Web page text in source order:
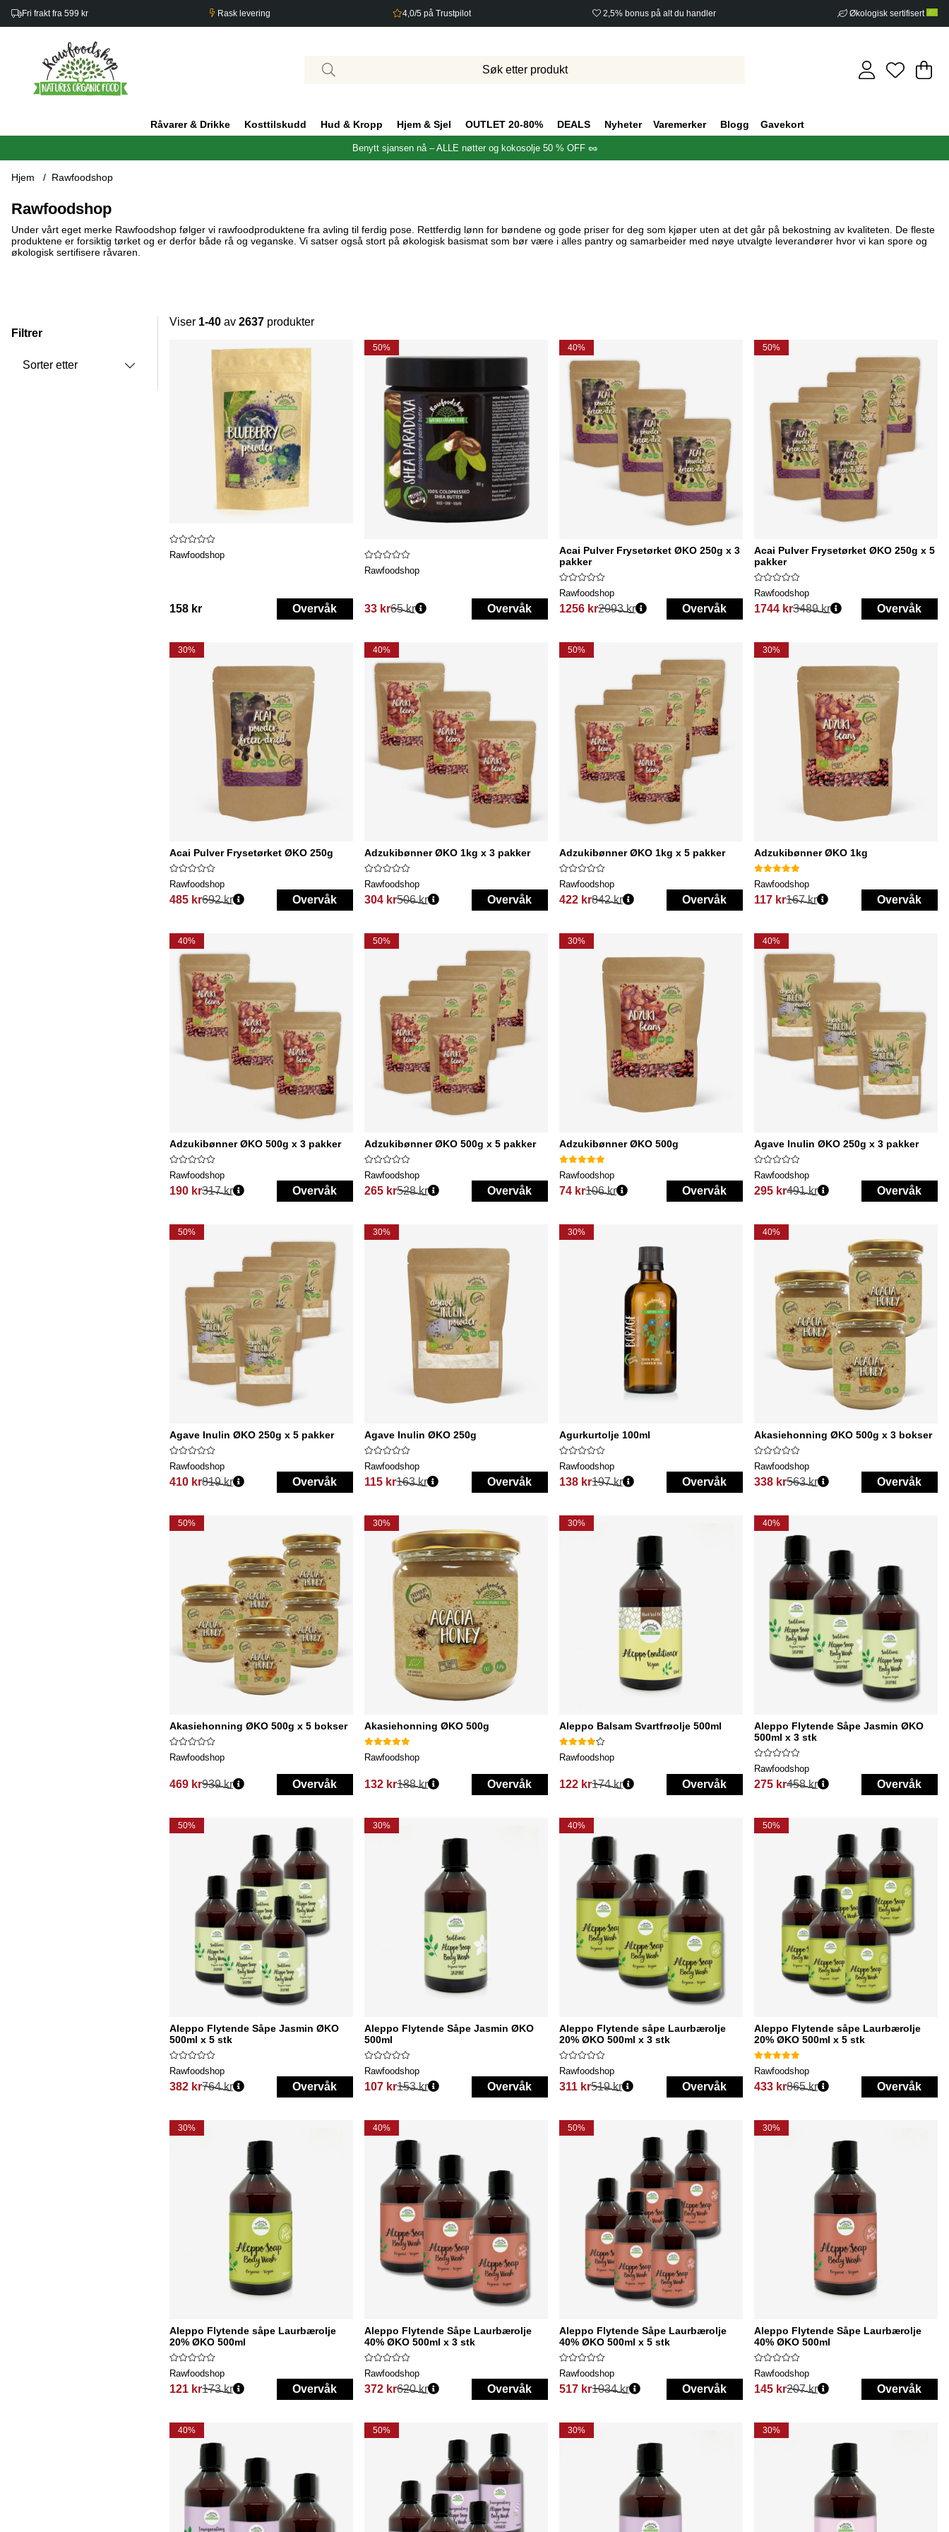
Fri frakt fra 599 kr Rask levering 4,0/5 på Trustpilot 2,5% bonus på alt du handler Økologisk sertifisert
.
Råvarer & Drikke Kosttilskudd Hud & Kropp Hjem & Sjel OUTLET 20-80% DEALS Nyheter Varemerker Blogg Gavekort
Benytt sjansen nå – ALLE nøtter og kokosolje 50 % OFF 🥜
Hjem Rawfoodshop
Rawfoodshop
Under vårt eget merke Rawfoodshop følger vi rawfoodproduktene fra avling til ferdig pose. Rettferdig lønn for bøndene og gode priser for deg som kjøper uten at det går på bekostning av kvaliteten. De fleste
produktene er forsiktig tørket og er derfor både rå og veganske. Vi satser også stort på økologisk basismat som bør være i alles pantry og samarbeider med nøye utvalgte leverandører hvor vi kan spore og
økologisk sertifisere råvaren.
Filtrer
Sorter etter
Viser 1-40 av 2637 produkter
Produkter
Rawfoodshop
158 kr Overvåk
50%
Rawfoodshop
33 kr
Vanlig pris:
65 kr Overvåk
40%
Acai Pulver Frysetørket ØKO 250g x 3
pakker
Rawfoodshop
1256 kr
Vanlig pris:2093 kr Overvåk
50%
Acai Pulver Frysetørket ØKO 250g x 5
pakker
Rawfoodshop
1744 kr
Vanlig pris:3489 kr Overvåk
30%
Acai Pulver Frysetørket ØKO 250g
Rawfoodshop
485 kr
Vanlig pris:
692 kr Overvåk
40%
Adzukibønner ØKO 1kg x 3 pakker
Rawfoodshop
304 kr
Vanlig pris:
506 kr Overvåk
50%
Adzukibønner ØKO 1kg x 5 pakker
Rawfoodshop
422 kr
Vanlig pris:
842 kr Overvåk
30%
Adzukibønner ØKO 1kg
Rawfoodshop
117 kr
Vanlig pris:
167 kr Overvåk
40%
Adzukibønner ØKO 500g x 3 pakker
Rawfoodshop
190 kr
Vanlig pris:
317 kr Overvåk
50%
Adzukibønner ØKO 500g x 5 pakker
Rawfoodshop
265 kr
Vanlig pris:
528 kr Overvåk
30%
Adzukibønner ØKO 500g
Rawfoodshop
74 kr
Vanlig pris:
106 kr Overvåk
40%
Agave Inulin ØKO 250g x 3 pakker
Rawfoodshop
295 kr
Vanlig pris:
491 kr Overvåk
50%
Agave Inulin ØKO 250g x 5 pakker
Rawfoodshop
410 kr
Vanlig pris:
819 kr Overvåk
30%
Agave Inulin ØKO 250g
Rawfoodshop
115 kr
Vanlig pris:
163 kr Overvåk
30%
Agurkurtolje 100ml
Rawfoodshop
138 kr
Vanlig pris:
197 kr Overvåk
40%
Akasiehonning ØKO 500g x 3 bokser
Rawfoodshop
338 kr
Vanlig pris:
563 kr Overvåk
50%
Akasiehonning ØKO 500g x 5 bokser
Rawfoodshop
469 kr
Vanlig pris:
939 kr Overvåk
30%
Akasiehonning ØKO 500g
Rawfoodshop
132 kr
Vanlig pris:
188 kr Overvåk
30%
Aleppo Balsam Svartfrøolje 500ml
Rawfoodshop
122 kr
Vanlig pris:
174 kr Overvåk
40%
Aleppo Flytende Såpe Jasmin ØKO
500ml x 3 stk
Rawfoodshop
275 kr
Vanlig pris:
458 kr Overvåk
50%
Aleppo Flytende Såpe Jasmin ØKO
500ml x 5 stk
Rawfoodshop
382 kr
Vanlig pris:
764 kr Overvåk
30%
Aleppo Flytende Såpe Jasmin ØKO
500ml
Rawfoodshop
107 kr
Vanlig pris:
153 kr Overvåk
40%
Aleppo Flytende såpe Laurbærolje
20% ØKO 500ml x 3 stk
Rawfoodshop
311 kr
Vanlig pris:
519 kr Overvåk
50%
Aleppo Flytende såpe Laurbærolje
20% ØKO 500ml x 5 stk
Rawfoodshop
433 kr
Vanlig pris:
865 kr Overvåk
30%
Aleppo Flytende såpe Laurbærolje
20% ØKO 500ml
Rawfoodshop
121 kr
Vanlig pris:
173 kr Overvåk
40%
Aleppo Flytende Såpe Laurbærolje
40% ØKO 500ml x 3 stk
Rawfoodshop
372 kr
Vanlig pris:
620 kr Overvåk
50%
Aleppo Flytende Såpe Laurbærolje
40% ØKO 500ml x 5 stk
Rawfoodshop
517 kr
Vanlig pris:
1034 kr Overvåk
30%
Aleppo Flytende Såpe Laurbærolje
40% ØKO 500ml
Rawfoodshop
145 kr
Vanlig pris:
207 kr Overvåk
40% 50% 30% 30%